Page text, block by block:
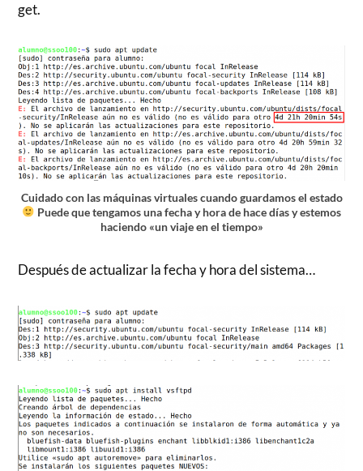
get.
Cuidado con las máquinas virtuales cuando guardamos el estado
Puede que tengamos una fecha y hora de hace días y estemos
haciendo «un viaje en el tiempo»
Después de actualizar la fecha y hora del sistema…